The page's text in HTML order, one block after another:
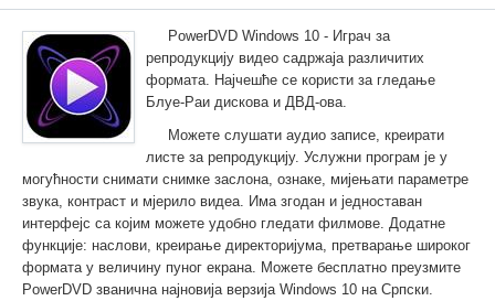
PowerDVD Windows 10 - Играч за
репродукцију видео садржаја различитих
формата. Најчешће се користи за гледање
Блуе-Раи дискова и ДВД-ова.
Можете слушати аудио записе, креирати
листе за репродукцију. Услужни програм је у
могућности снимати снимке заслона, ознаке, мијењати параметре
звука, контраст и мјерило видеа. Има згодан и једноставан
интерфејс са којим можете удобно гледати филмове. Додатне
функције: наслови, креирање директоријума, претварање широког
формата у величину пуног екрана. Можете бесплатно преузмите
PowerDVD званична најновија верзија Windows 10 на Српски.